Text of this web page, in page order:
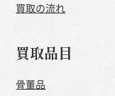
買取の流れ
買取品目
骨董品